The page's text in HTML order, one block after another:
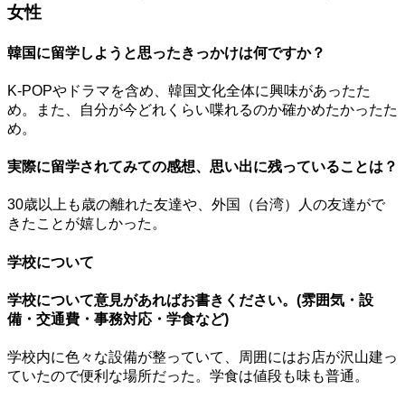
女性
韓国に留学しようと思ったきっかけは何ですか？
K-POPやドラマを含め、韓国文化全体に興味があったた
め。また、自分が今どれくらい喋れるのか確かめたかったた
め。
実際に留学されてみての感想、思い出に残っていることは？
30歳以上も歳の離れた友達や、外国（台湾）人の友達がで
きたことが嬉しかった。
学校について
学校について意見があればお書きください。(雰囲気・設
備・交通費・事務対応・学食など)
学校内に色々な設備が整っていて、周囲にはお店が沢山建っ
ていたので便利な場所だった。学食は値段も味も普通。